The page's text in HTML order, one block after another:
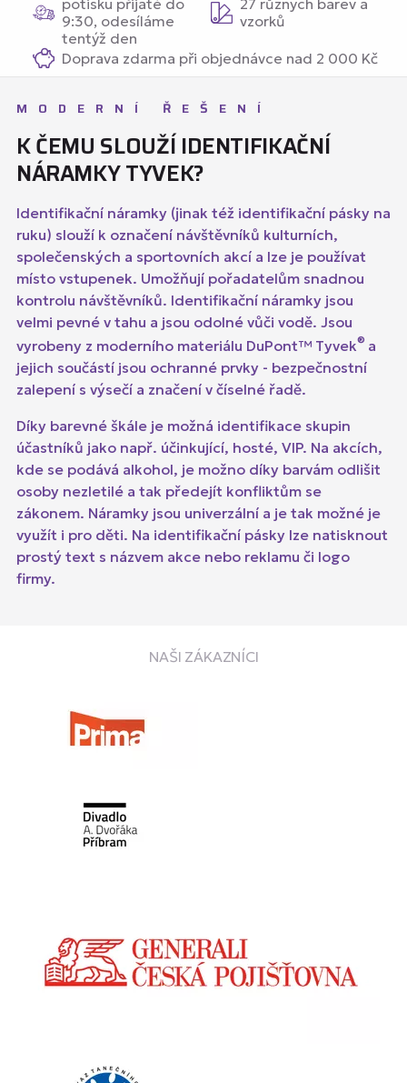
potisku přijaté do
9:30, odesíláme
tentýž den
27 různých barev a
vzorků
Doprava zdarma při objednávce nad 2 000 Kč
MODERNÍ ŘEŠENÍ
K ČEMU SLOUŽÍ IDENTIFIKAČNÍ
NÁRAMKY TYVEK?
Identifikační náramky (jinak též identifikační pásky na
ruku) slouží k označení návštěvníků kulturních,
společenských a sportovních akcí a lze je používat
místo vstupenek. Umožňují pořadatelům snadnou
kontrolu návštěvníků. Identifikační náramky jsou
velmi pevné v tahu a jsou odolné vůči vodě. Jsou
vyrobeny z moderního materiálu DuPont™ Tyvek® a
jejich součástí jsou ochranné prvky - bezpečnostní
zalepení s výsečí a značení v číselné řadě.
Díky barevné škále je možná identifikace skupin
účastníků jako např. účinkující, hosté, VIP. Na akcích,
kde se podává alkohol, je možno díky barvám odlišit
osoby nezletilé a tak předejít konfliktům se
zákonem. Náramky jsou univerzální a je tak možné je
využít i pro děti. Na identifikační pásky lze natisknout
prostý text s názvem akce nebo reklamu či logo
firmy.
NAŠI ZÁKAZNÍCI